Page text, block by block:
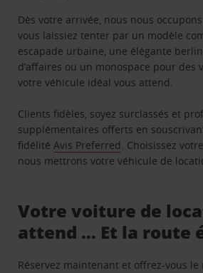
Dès votre arrivée, nous nous
vous laissiez tenter par un modèle
escapade urbaine, une élégante
d’affaires ou un monospace pour des
votre véhicule idéal vous attend.
Clients fidèles, soyez surclassés et
supplémentaires offerts en
fidélitéAvis Preferred. Choisissez
nous mettrons votre véhicule de
Votre voiture de
attend … Et la route
Réservez maintenant et offrez-vous le